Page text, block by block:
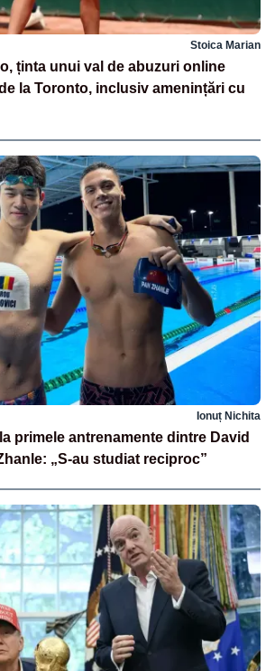
Stoica Marian
ținta unui val de abuzuri online
la Toronto, inclusiv amenințări cu
Ionuț Nichita
primele antrenamente dintre David
„S-au studiat reciproc”